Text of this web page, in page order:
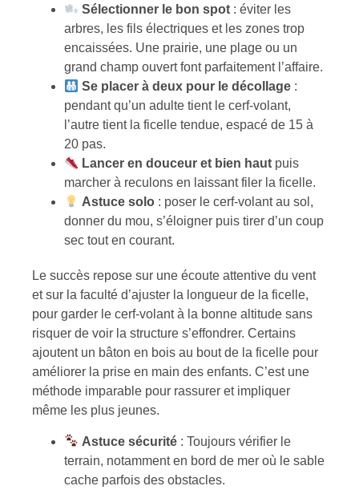
Sélectionner le bon spot : éviter les
arbres, les fils électriques et les zones trop
encaissées. Une prairie, une plage ou un
grand champ ouvert font parfaitement l’affaire.
Se placer à deux pour le décollage :
pendant qu’un adulte tient le cerf-volant,
l’autre tient la ficelle tendue, espacé de 15 à
20 pas.
Lancer en douceur et bien haut puis
marcher à reculons en laissant filer la ficelle.
Astuce solo : poser le cerf-volant au sol,
donner du mou, s’éloigner puis tirer d’un coup
sec tout en courant.
Le succès repose sur une écoute attentive du vent
et sur la faculté d’ajuster la longueur de la ficelle,
pour garder le cerf-volant à la bonne altitude sans
risquer de voir la structure s’effondrer. Certains
ajoutent un bâton en bois au bout de la ficelle pour
améliorer la prise en main des enfants. C’est une
méthode imparable pour rassurer et impliquer
même les plus jeunes.
Astuce sécurité : Toujours vérifier le
terrain, notamment en bord de mer où le sable
cache parfois des obstacles.